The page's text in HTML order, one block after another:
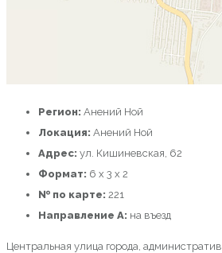
Регион: Анений Ной
Локация: Анений Ной
Адрес: ул. Кишиневская, 62
Формат: 6 х 3 х 2
№ по карте: 221
Направление A: на въезд
Центральная улица города,